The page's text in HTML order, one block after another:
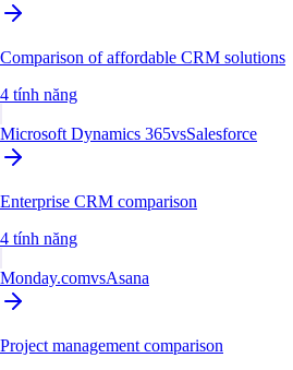
Comparison of affordable CRM solutions
4 tính năng
Microsoft Dynamics 365vsSalesforce
Enterprise CRM comparison
4 tính năng
Monday.comvsAsana
Project management comparison